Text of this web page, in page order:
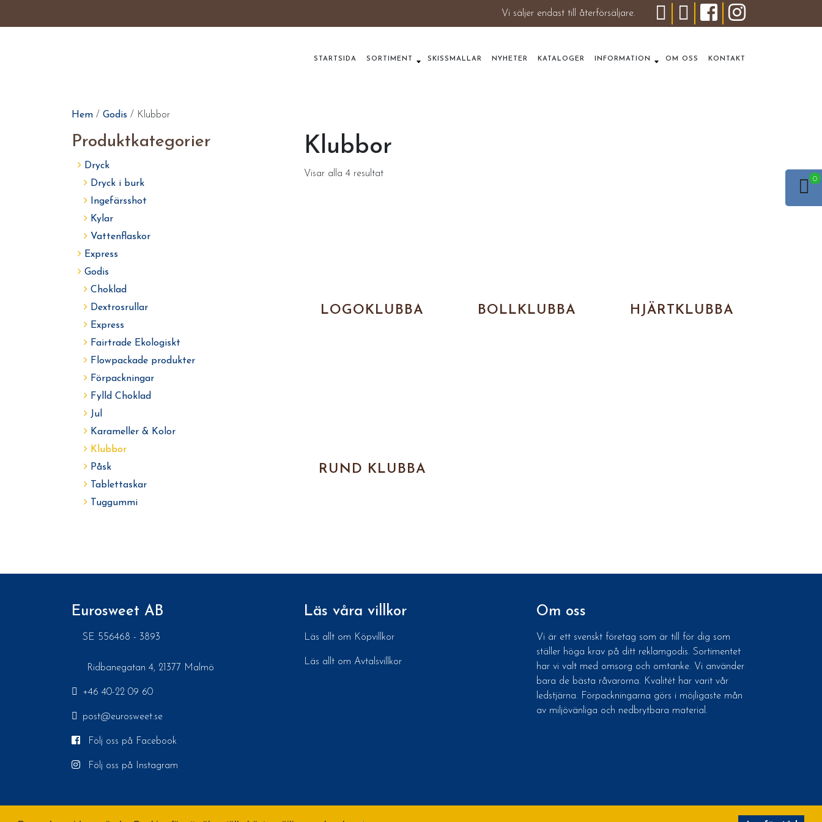
Vi säljer endast till återförsäljare.
STARTSIDA SORTIMENT SKISSMALLAR NYHETER KATALOGER INFORMATION OM OSS KONTAKT
Hem / Godis / Klubbor
Produktkategorier
Dryck
Dryck i burk
Ingefärsshot
Kylar
Vattenflaskor
Express
Godis
Choklad
Dextrosrullar
Express
Fairtrade Ekologiskt
Flowpackade produkter
Förpackningar
Fylld Choklad
Jul
Karameller & Kolor
Klubbor
Påsk
Tablettaskar
Tuggummi
Klubbor
Visar alla 4 resultat
LOGOKLUBBA BOLLKLUBBA HJÄRTKLUBBA
RUND KLUBBA
Eurosweet AB
SE 556468 - 3893
Ridbanegatan 4, 21377 Malmö
+46 40-22 09 60
post@eurosweet.se
Följ oss på Facebook
Följ oss på Instagram
Läs våra villkor
Läs allt om Köpvillkor
Läs allt om Avtalsvillkor
Om oss
Vi är ett svenskt företag som är till för dig som
ställer höga krav på ditt reklamgodis. Sortimentet
har vi valt med omsorg och omtanke. Vi använder
bara de bästa råvarorna. Kvalitét har varit vår
ledstjärna. Förpackningarna görs i möjligaste mån
av miljövänliga och nedbrytbara material.